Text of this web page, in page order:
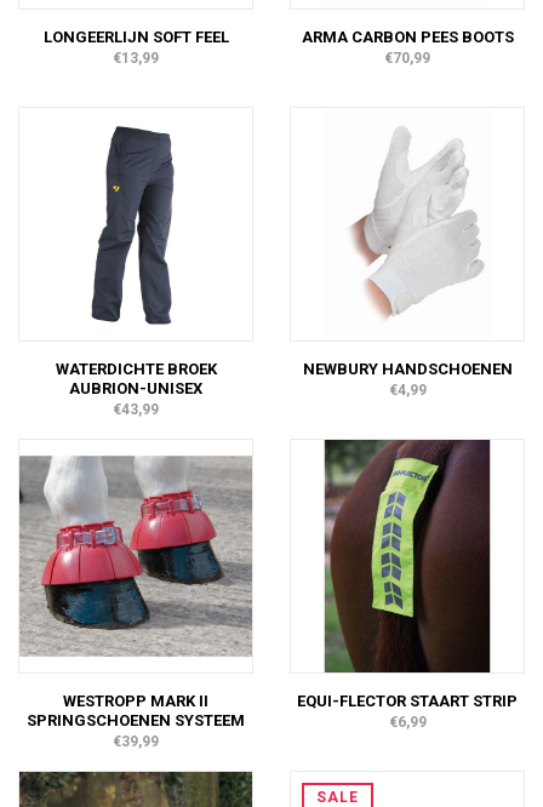
LONGEERLIJN SOFT FEEL
€13,99
ARMA CARBON PEES BOOTS
€70,99
WATERDICHTE BROEK
AUBRION-UNISEX
€43,99
NEWBURY HANDSCHOENEN
€4,99
WESTROPP MARK II
SPRINGSCHOENEN SYSTEEM
€39,99
EQUI-FLECTOR STAART STRIP
€6,99
SALE